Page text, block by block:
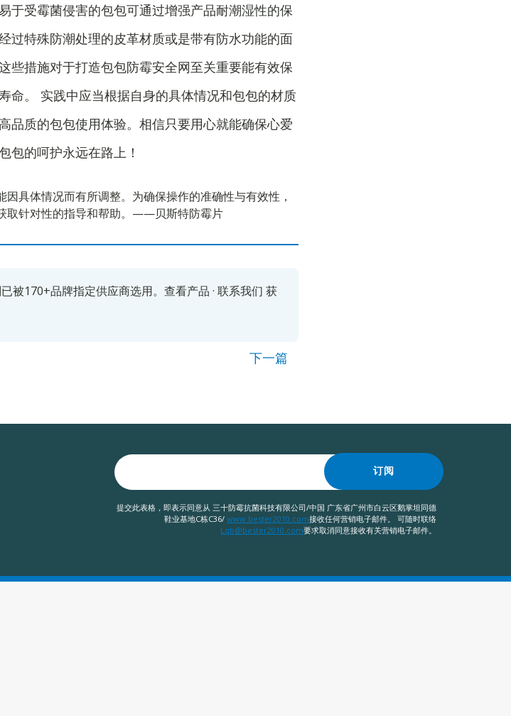
于受霉菌侵害的包包可通过增强产品耐潮湿性的保
过特殊防潮处理的皮革材质或是带有防水功能的面
些措施对于打造包包防霉安全网至关重要能有效保
命。 实践中应当根据自身的具体情况和包包的材质
品质的包包使用体验。相信只要用心就能确保心爱
包的呵护永远在路上！
具体情况而有所调整。为确保操作的准确性与有效性，
取针对性的指导和帮助。——贝斯特防霉片
被170+品牌指定供应商选用。 查看产品 · 联系我们 获
下一篇
订阅
提交此表格，即表示同意从 三十防霉抗菌科技有限公司/中国 广东省广州市白云区鹅掌坦同德
鞋业基地C栋C36/www.bester2010.com接收任何营销电子邮件。 可随时联络
Lqb@bester2010.com要求取消同意接收有关营销电子邮件。